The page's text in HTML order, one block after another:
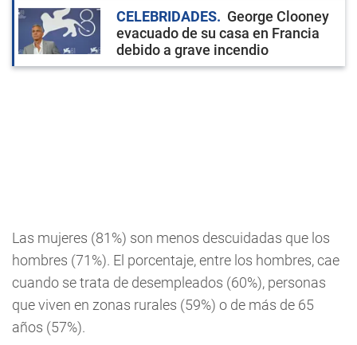
CELEBRIDADES
George Clooney
evacuado de su casa en Francia
debido a grave incendio
Las mujeres (81%) son menos descuidadas que los
hombres (71%). El porcentaje, entre los hombres, cae
cuando se trata de desempleados (60%), personas
que viven en zonas rurales (59%) o de más de 65
años (57%).